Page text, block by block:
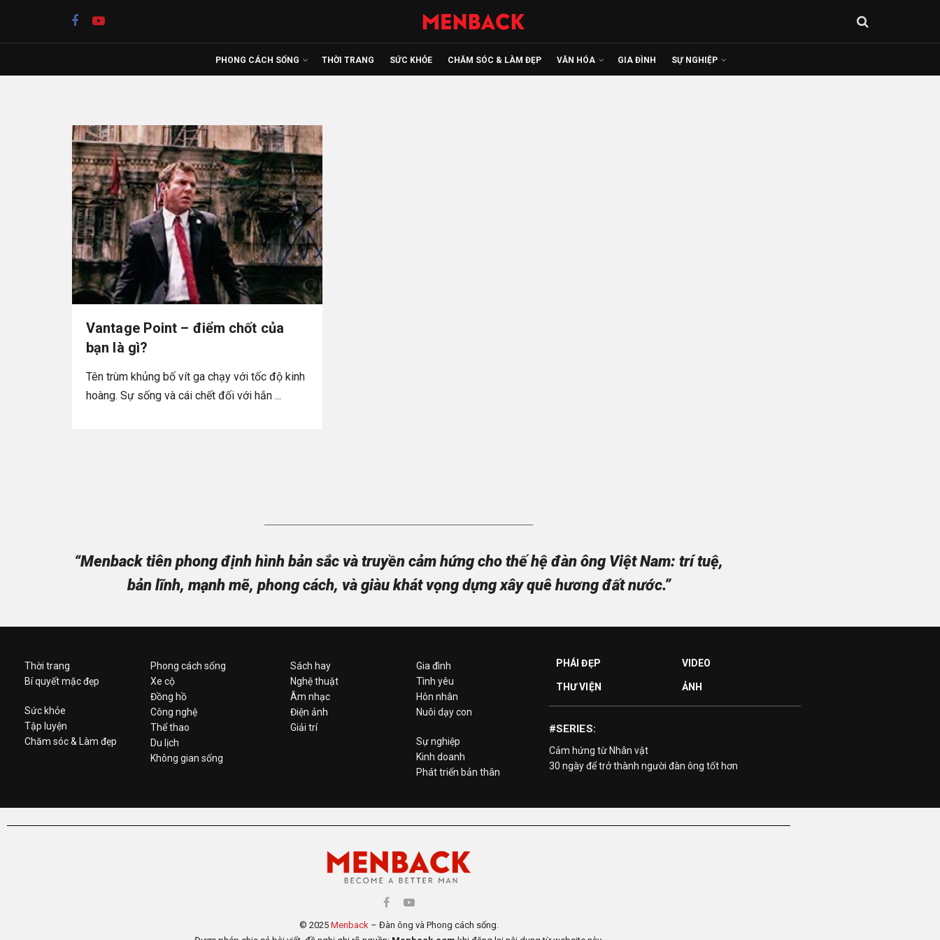
PHONG CÁCH SỐNG THỜI TRANG SỨC KHỎE CHĂM SÓC & LÀM ĐẸP VĂN HÓA GIA ĐÌNH SỰ NGHIỆP
Vantage Point – điểm chốt của
bạn là gì?
Tên trùm khủng bố vít ga chạy với tốc độ kinh
hoàng. Sự sống và cái chết đối với hắn ...
“Menback tiên phong định hình bản sắc và truyền cảm hứng cho thế hệ đàn ông Việt Nam: trí tuệ,
bản lĩnh, mạnh mẽ, phong cách, và giàu khát vọng dựng xây quê hương đất nước.”
Thời trang
Bí quyết mặc đẹp
Sức khỏe
Tập luyện
Chăm sóc & Làm đẹp
Phong cách sống
Xe cộ
Đồng hồ
Công nghệ
Thể thao
Du lịch
Không gian sống
Sách hay
Nghệ thuật
Âm nhạc
Điện ảnh
Giải trí
Gia đình
Tình yêu
Hôn nhân
Nuôi dạy con
Sự nghiệp
Kinh doanh
Phát triển bản thân
PHÁI ĐẸP
THƯ VIỆN
VIDEO
ẢNH
#SERIES:
Cảm hứng từ Nhân vật
30 ngày để trở thành người đàn ông tốt hơn
© 2025 Menback– Đàn ông và Phong cách sống.